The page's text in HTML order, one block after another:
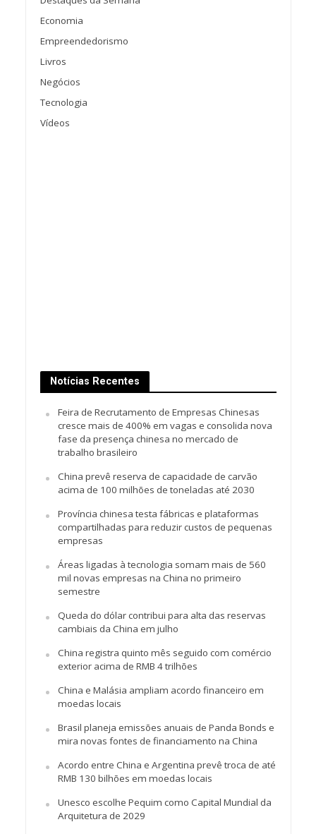
Economia
Empreendedorismo
Livros
Negócios
Tecnologia
Vídeos
Notícias Recentes
Feira de Recrutamento de Empresas Chinesas
cresce mais de 400% em vagas e consolida nova
fase da presença chinesa no mercado de
trabalho brasileiro
China prevê reserva de capacidade de carvão
acima de 100 milhões de toneladas até 2030
Província chinesa testa fábricas e plataformas
compartilhadas para reduzir custos de pequenas
empresas
Áreas ligadas à tecnologia somam mais de 560
mil novas empresas na China no primeiro
semestre
Queda do dólar contribui para alta das reservas
cambiais da China em julho
China registra quinto mês seguido com comércio
exterior acima de RMB 4 trilhões
China e Malásia ampliam acordo financeiro em
moedas locais
Brasil planeja emissões anuais de Panda Bonds e
mira novas fontes de financiamento na China
Acordo entre China e Argentina prevê troca de até
RMB 130 bilhões em moedas locais
Unesco escolhe Pequim como Capital Mundial da
Arquitetura de 2029